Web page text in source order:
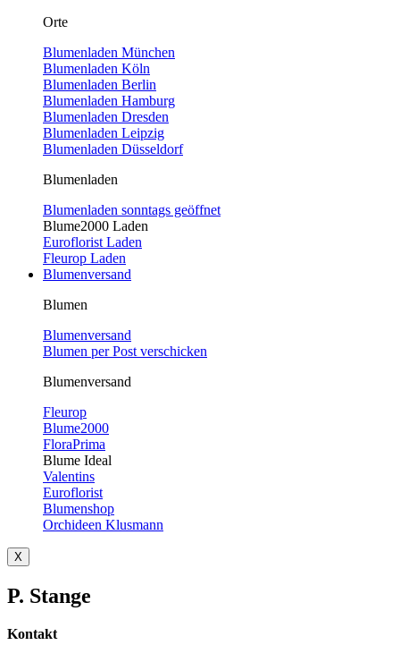
Orte
Blumenladen München
Blumenladen Köln
Blumenladen Berlin
Blumenladen Hamburg
Blumenladen Dresden
Blumenladen Leipzig
Blumenladen Düsseldorf
Blumenladen
Blumenladen sonntags geöffnet
Blume2000 Laden
Euroflorist Laden
Fleurop Laden
Blumenversand
Blumen
Blumenversand
Blumen per Post verschicken
Blumenversand
Fleurop
Blume2000
FloraPrima
Blume Ideal
Valentins
Euroflorist
Blumenshop
Orchideen Klusmann
X
P. Stange
Kontakt